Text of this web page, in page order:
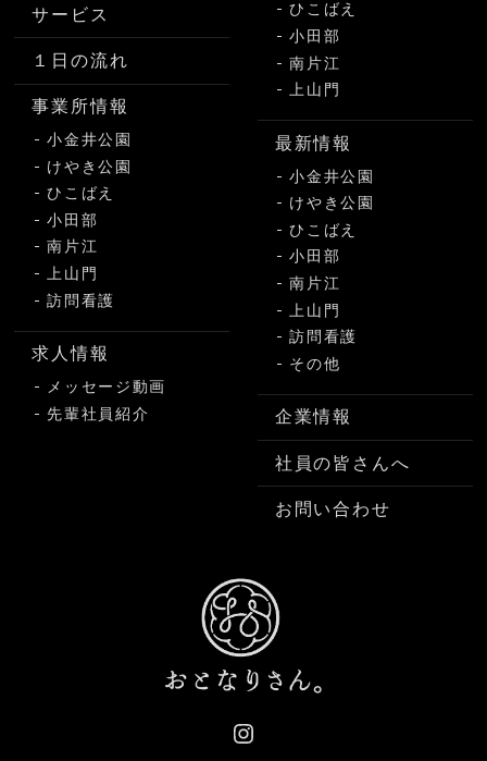
サービス
１日の流れ
事業所情報
小金井公園
けやき公園
ひこばえ
小田部
南片江
上山門
訪問看護
求人情報
メッセージ動画
先輩社員紹介
ひこばえ
小田部
南片江
上山門
最新情報
小金井公園
けやき公園
ひこばえ
小田部
南片江
上山門
訪問看護
その他
企業情報
社員の皆さんへ
お問い合わせ